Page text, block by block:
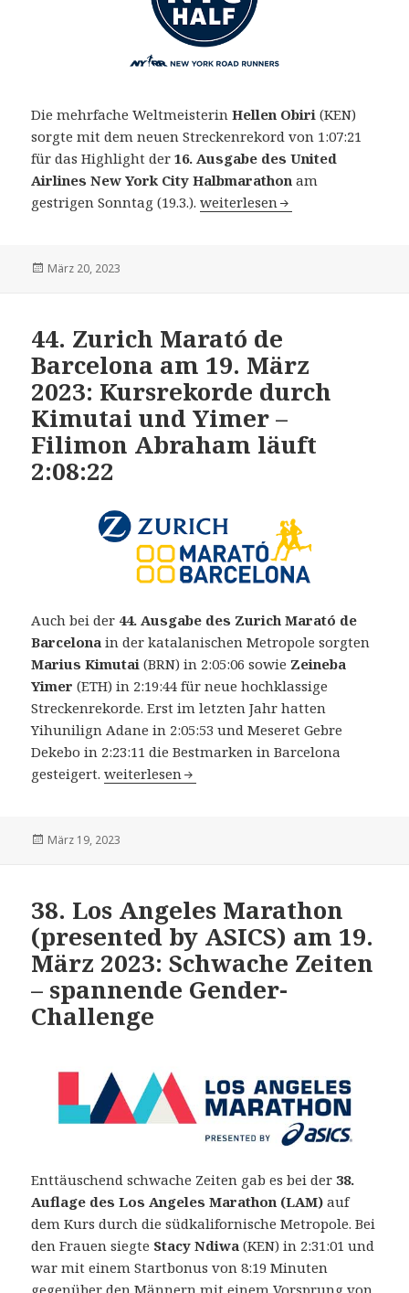
Die mehrfache WeltmeisterinHellen Obiri (KEN)
sorgte mit dem neuen Streckenrekord von 1:07:21
für das Highlight der16. Ausgabe des United
Airlines New York City Halbmarathon am
gestrigen Sonntag (19.3.).16. United Airlines NYC Half
weiterlesen
Veröffentlicht
März 20, 2023
44. Zurich Marató de
Barcelona am 19. März
2023: Kursrekorde durch
Kimutai und Yimer –
Filimon Abraham läuft
2:08:22
Auch bei der 44. Ausgabe des Zurich Marató de
Barcelona in der katalanischen Metropole sorgten
Marius Kimutai (BRN) in 2:05:06 sowie Zeineba
Yimer (ETH) in 2:19:44 für neue hochklassige
Streckenrekorde. Erst im letzten Jahr hatten
Yihunilign Adane in 2:05:53 und Meseret Gebre
Dekebo in 2:23:11 die Bestmarken in Barcelona
gesteigert.44. Zurich Marató de Barcelona am 19.
weiterlesen
Veröffentlicht
März 19, 2023
38. Los Angeles Marathon
(presented by ASICS) am 19.
März 2023: Schwache Zeiten
– spannende Gender-
Challenge
Enttäuschend schwache Zeiten gab es bei der 38.
Auflage des Los Angeles Marathon (LAM) auf
dem Kurs durch die südkalifornische Metropole. Bei
den Frauen siegte Stacy Ndiwa (KEN) in 2:31:01 und
war mit einem Startbonus von 8:19 Minuten
gegenüber den Männern mit einem Vorsprung von